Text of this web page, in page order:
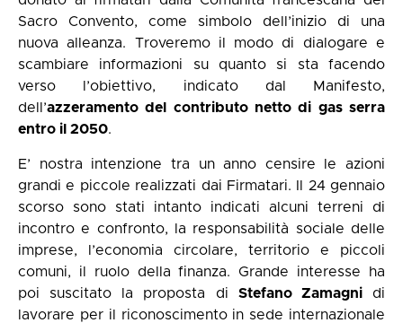
Sacro Convento, come simbolo dell’inizio di una
nuova alleanza. Troveremo il modo di dialogare e
scambiare informazioni su quanto si sta facendo
verso l’obiettivo, indicato dal Manifesto,
dell’azzeramento del contributo netto di gas serra
entro il 2050.
E’ nostra intenzione tra un anno censire le azioni
grandi e piccole realizzati dai Firmatari. Il 24 gennaio
scorso sono stati intanto indicati alcuni terreni di
incontro e confronto, la responsabilità sociale delle
imprese, l’economia circolare, territorio e piccoli
comuni, il ruolo della finanza. Grande interesse ha
poi suscitato la proposta di Stefano Zamagnidi
lavorare per il riconoscimento in sede internazionale